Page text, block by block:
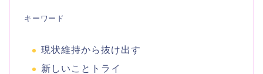
キーワード
現状維持から抜け出す
新しいことトライ